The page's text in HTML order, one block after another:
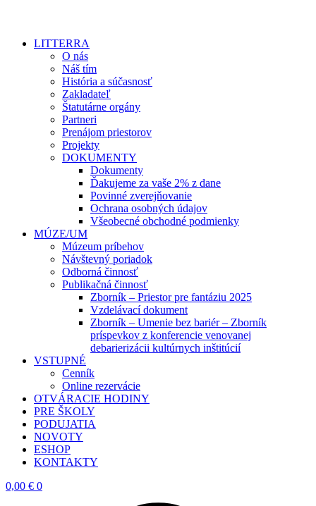
LITTERRA
O nás
Náš tím
História a súčasnosť
Zakladateľ
Štatutárne orgány
Partneri
Prenájom priestorov
Projekty
DOKUMENTY
Dokumenty
Ďakujeme za vaše 2% z dane
Povinné zverejňovanie
Ochrana osobných údajov
Všeobecné obchodné podmienky
MÚZE/UM
Múzeum príbehov
Návštevný poriadok
Odborná činnosť
Publikačná činnosť
Zborník – Priestor pre fantáziu 2025
Vzdelávací dokument
Zborník – Umenie bez bariér – Zborník
príspevkov z konferencie venovanej
debarierizácii kultúrnych inštitúcií
VSTUPNÉ
Cenník
Online rezervácie
OTVÁRACIE HODINY
PRE ŠKOLY
PODUJATIA
NOVOTY
ESHOP
KONTAKTY
0,00 € 0